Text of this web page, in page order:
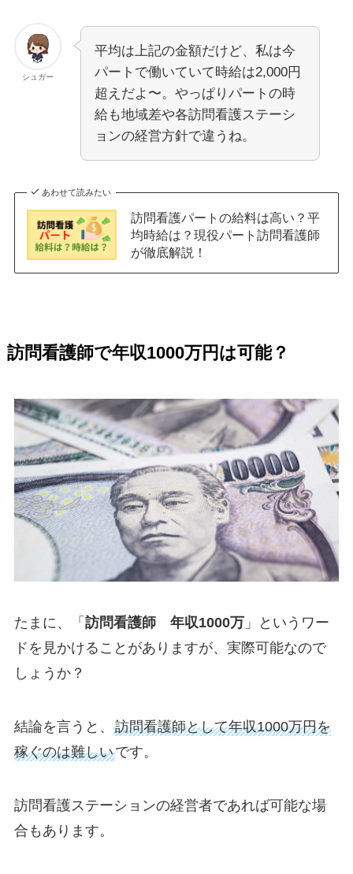
シュガー
平均は上記の金額だけど、私は今
パートで働いていて時給は2,000円
超えだよ〜。やっぱりパートの時
給も地域差や各訪問看護ステーシ
ョンの経営方針で違うね。
あわせて読みたい
訪問看護パートの給料は高い？平
均時給は？現役パート訪問看護師
が徹底解説！
訪問看護師で年収1000万円は可能？
たまに、「 訪問看護師 年収1000万」というワー
ドを見かけることがありますが、実際可能なので
しょうか？
結論を言うと、 訪問看護師として年収1000万円を
稼ぐのは難しいです。
訪問看護ステーションの経営者であれば可能な場
合もあります。